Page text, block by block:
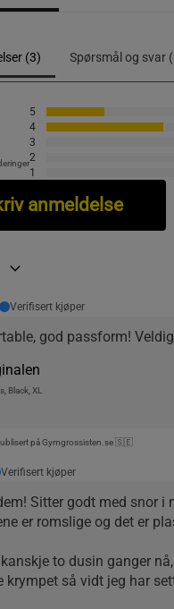
(3) Spørsmål og svar
5
4
3
2
1
anmeldelse
Verifisert kjøper
god passform!
Black, XL
på Gymgrossisten.se 🇸🇪
Verifisert kjøper
Sitter godt med snor
er romslige og det er
to dusin ganger
krympet så vidt jeg har